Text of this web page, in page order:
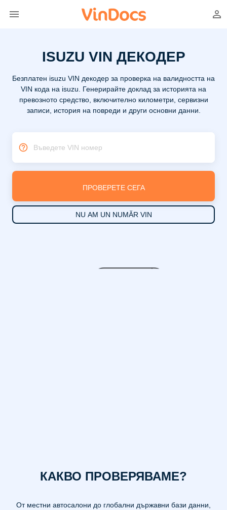
ISUZU VIN ДЕКОДЕР
Безплатен isuzu VIN декодер за проверка на валидността на
VIN кода на isuzu. Генерирайте доклад за историята на
превозното средство, включително километри, сервизни
записи, история на повреди и други основни данни.
Въведете VIN номер
ПРОВЕРЕТЕ СЕГА
NU AM UN NUMĂR VIN
КАКВО ПРОВЕРЯВАМЕ?
От местни автосалони до глобални държавни бази данни,